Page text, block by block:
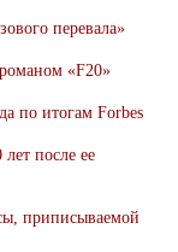
перевала»
«F20»
по итогам Forbes
после ее
приписываемой